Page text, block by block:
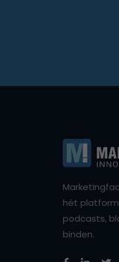
hét platform
podcasts,
binden.